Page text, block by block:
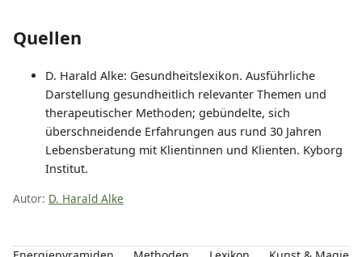
Quellen
D. Harald Alke: Gesundheitslexikon. Ausführliche
Darstellung gesundheitlich relevanter Themen und
therapeutischer Methoden; gebündelte, sich
überschneidende Erfahrungen aus rund 30 Jahren
Lebensberatung mit Klientinnen und Klienten. Kyborg
Institut.
Autor: D. Harald Alke